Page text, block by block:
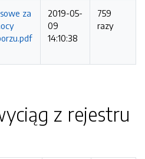
za
2019-05-
09
14:10:38
759
razy
z rejestru